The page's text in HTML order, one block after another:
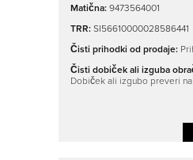
Matična:9473564001
TRR:SI56610000028586441
Čisti prihodki od prodaje:
Čisti dobiček ali izguba
Dobiček ali izgubo preveri